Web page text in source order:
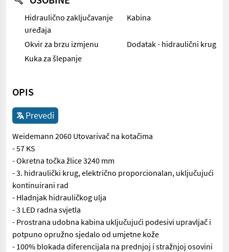
Hidraulično zaključavanje
uređaja
Kabina
Okvir za brzu izmjenu
Dodatak - hidraulični krug
Kuka za šlepanje
OPIS
Prevedi
Weidemann 2060 Utovarivač na kotačima
- 57 KS
- Okretna točka žlice 3240 mm
- 3. hidraulički krug, električno proporcionalan, uključujući
kontinuirani rad
- Hladnjak hidrauličkog ulja
- 3 LED radna svjetla
- Prostrana udobna kabina uključujući podesivi upravljač i
potpuno opružno sjedalo od umjetne kože
- 100% blokada diferencijala na prednjoj i stražnjoj osovini